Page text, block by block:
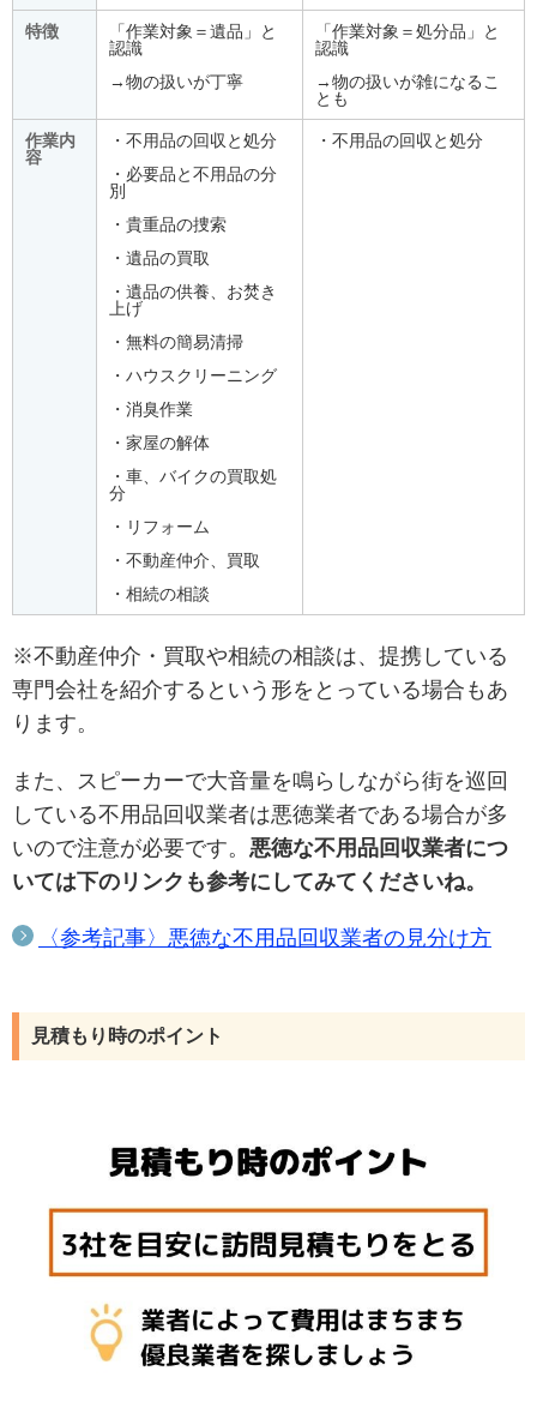
特徴
「作業対象＝遺品」と
認識
→物の扱いが丁寧
「作業対象＝処分品」と
認識
→物の扱いが雑になるこ
とも
作業内
容
・不用品の回収と処分
・必要品と不用品の分
別
・貴重品の捜索
・遺品の買取
・遺品の供養、お焚き
上げ
・無料の簡易清掃
・ハウスクリーニング
・消臭作業
・家屋の解体
・車、バイクの買取処
分
・リフォーム
・不動産仲介、買取
・相続の相談
・不用品の回収と処分
※不動産仲介・買取や相続の相談は、提携している
専門会社を紹介するという形をとっている場合もあ
ります。
また、スピーカーで大音量を鳴らしながら街を巡回
している不用品回収業者は悪徳業者である場合が多
いので注意が必要です。 悪徳な不用品回収業者につ
いては下のリンクも参考にしてみてくださいね。
〈参考記事〉悪徳な不用品回収業者の見分け方
見積もり時のポイント